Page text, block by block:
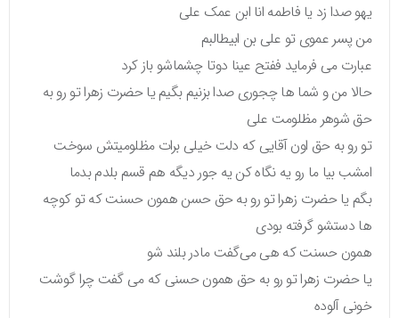
یهو صدا زد یا فاطمه انا ابن عمک علی
من پسر عموی تو علی بن ابیطالبم
عبارت می فرماید ففتح عینا دوتا چشماشو باز کرد
حالا من و شما ها چجوری صدا بزنیم بگیم یا حضرت زهرا تو رو به
حق شوهر مظلومت علی
تو رو به حق اون آقایی که دلت خیلی برات مظلومیتش سوخت
امشب بیا ما رو یه نگاه کن یه جور دیگه هم قسم بلدم بدما
بگم یا حضرت زهرا تو رو به حق حسن همون حسنت که تو کوچه
ها دستشو گرفته بودی
همون حسنت که هی می‌گفت مادر بلند شو
یا حضرت زهرا تو رو به حق همون حسنی که می گفت چرا گوشت
خونی آلوده